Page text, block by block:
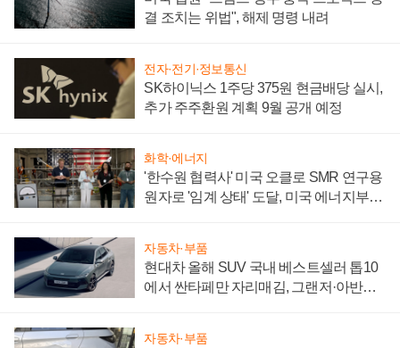
결 조치는 위법", 해제 명령 내려
전자·전기·정보통신
SK하이닉스 1주당 375원 현금배당 실시,
추가 주주환원 계획 9월 공개 예정
화학·에너지
'한수원 협력사' 미국 오클로 SMR 연구용
원자로 '임계 상태' 도달, 미국 에너지부
자동차·부품
현대차 올해 SUV 국내 베스트셀러 톱10
에서 싼타페만 자리매김, 그랜저·아반떼
자동차·부품